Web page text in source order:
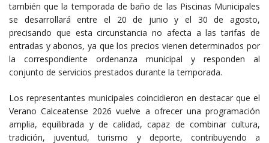
también que la temporada de baño de las Piscinas Municipales
se desarrollará entre el 20 de junio y el 30 de agosto,
precisando que esta circunstancia no afecta a las tarifas de
entradas y abonos, ya que los precios vienen determinados por
la correspondiente ordenanza municipal y responden al
conjunto de servicios prestados durante la temporada.
Los representantes municipales coincidieron en destacar que el
Verano Calceatense 2026 vuelve a ofrecer una programación
amplia, equilibrada y de calidad, capaz de combinar cultura,
tradición, juventud, turismo y deporte, contribuyendo a